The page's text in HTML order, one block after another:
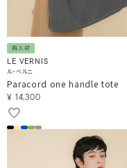
再入荷
LE VERNIS
ル・ベルニ
Paracord one handle tote
¥ 14,300